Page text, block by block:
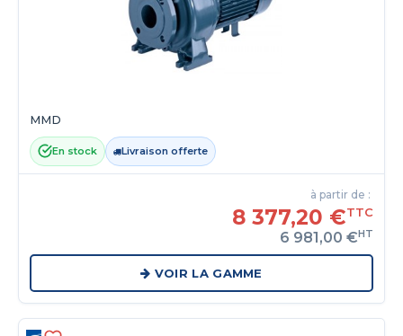
MMD
En stock Livraison offerte
à partir de :
8 377,20 €TTC
6 981,00 €HT
VOIR LA GAMME